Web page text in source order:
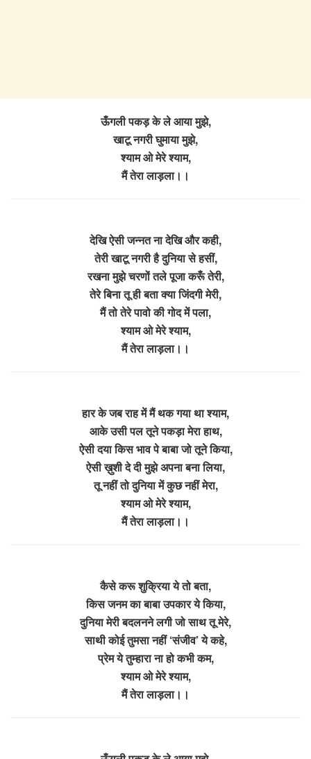
ऊँगली पकड़ के ले आया मुझे,
खाटू नगरी घुमाया मुझे,
श्याम ओ मेरे श्याम,
मैं तेरा लाड़ला।।
देखि ऐसी जन्नत ना देखि और कही,
तेरी खाटू नगरी है दुनिया से हसीं,
रखना मुझे चरणों तले पूजा करूँ तेरी,
तेरे बिना तू ही बता क्या जिंदगी मेरी,
मैं तो तेरे पावो की गोद में पला,
श्याम ओ मेरे श्याम,
मैं तेरा लाड़ला।।
हार के जब राह में मैं थक गया था श्याम,
आके उसी पल तूने पकड़ा मेरा हाथ,
ऐसी दया किस भाव पे बाबा जो तूने किया,
ऐसी ख़ुशी दे दी मुझे अपना बना लिया,
तू नहीं तो दुनिया में कुछ नहीं मेरा,
श्याम ओ मेरे श्याम,
मैं तेरा लाड़ला।।
कैसे करू शुक्रिया ये तो बता,
किस जनम का बाबा उपकार ये किया,
दुनिया मेरी बदलनने लगी जो साथ तू मेरे,
साथी कोई तुमसा नहीं ‘संजीव’ ये कहे,
प्रेम ये तुम्हारा ना हो कभी कम,
श्याम ओ मेरे श्याम,
मैं तेरा लाड़ला।।